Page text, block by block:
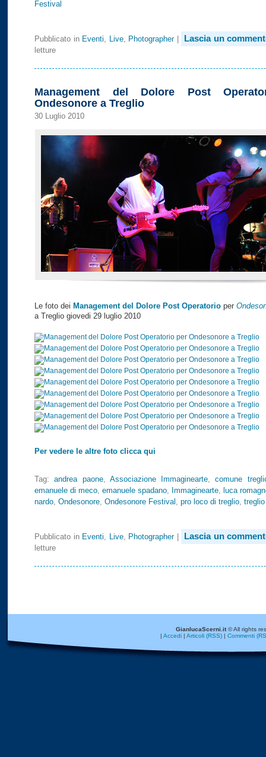
Festival
Pubblicato in Eventi, Live, Photographer| Lascia un
letture
Management del Dolore Post
Ondesonore a Treglio
30 Luglio 2010
Le foto dei Management del Dolore Post Operatorio per
a Treglio giovedi 29 luglio 2010
Per vedere le altre foto clicca qui
Tag:andrea paone, Associazione Immaginearte ,comune
emanuele di meco emanuele spadano Immaginearte
luca
nardo Ondesonore Ondesonore Festival pro loco di treglio treglio
Pubblicato in Eventi Live, Photographer| Lascia un
letture
GianlucaScerni.it© All rights
| Accedi| Articoli (RSS)| Commenti